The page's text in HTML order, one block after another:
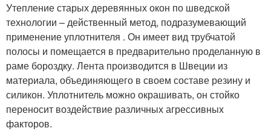
Утепление старых деревянных окон по шведской
технологии – действенный метод, подразумевающий
применение уплотнителя . Он имеет вид трубчатой
полосы и помещается в предварительно проделанную в
раме бороздку. Лента производится в Швеции из
материала, объединяющего в своем составе резину и
силикон. Уплотнитель можно окрашивать, он стойко
переносит воздействие различных агрессивных
факторов.